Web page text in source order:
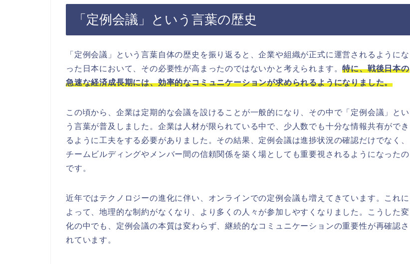
「定例会議」という言葉の歴史
「定例会議」という言葉自体の歴史を振り返ると、企業や組織が正式に運営されるようにな
った日本において、その必要性が高まったのではないかと考えられます。特に、戦後日本の
急速な経済成長期には、効率的なコミュニケーションが求められるようになりました。
この頃から、企業は定期的な会議を設けることが一般的になり、その中で「定例会議」とい
う言葉が普及しました。企業は人材が限られている中で、少人数でも十分な情報共有ができ
るように工夫をする必要がありました。その結果、定例会議は進捗状況の確認だけでなく、
チームビルディングやメンバー間の信頼関係を築く場としても重要視されるようになったの
です。
近年ではテクノロジーの進化に伴い、オンラインでの定例会議も増えてきています。これに
よって、地理的な制約がなくなり、より多くの人々が参加しやすくなりました。こうした変
化の中でも、定例会議の本質は変わらず、継続的なコミュニケーションの重要性が再確認さ
れています。